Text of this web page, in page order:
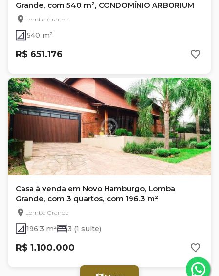
Grande, com 540 m², CONDOMÍNIO ARBORIUM
Lomba Grande
540 m²
R$ 651.176
Casa à venda em Novo Hamburgo, Lomba
Grande, com 3 quartos, com 196.3 m²
Lomba Grande
196.3 m² 3 (1 suíte)
R$ 1.100.000